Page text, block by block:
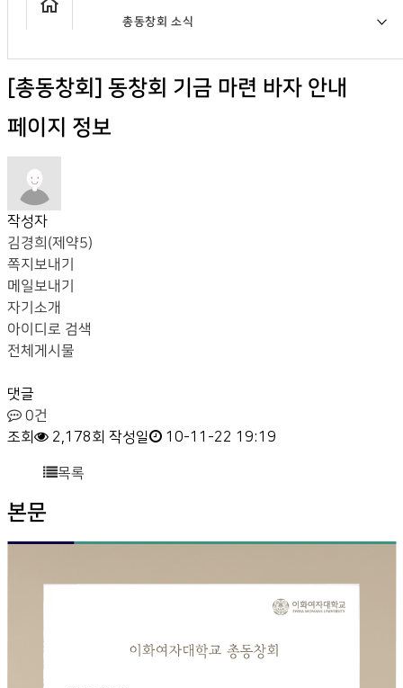
총동창회 소식
[총동창회] 동창회 기금 마련 바자 안내
페이지 정보
작성자
김경희(제약5)
쪽지보내기
메일보내기
자기소개
아이디로 검색
전체게시물
댓글
0건
조회
2,178회 작성일 10-11-22 19:19
목록
본문